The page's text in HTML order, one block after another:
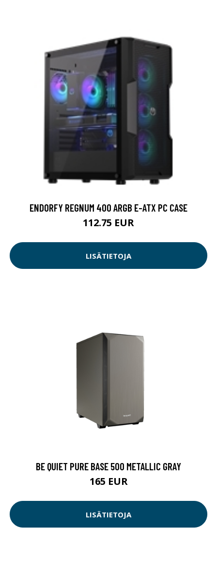
ENDORFY REGNUM 400 ARGB E-ATX PC CASE
112.75 EUR
LISÄTIETOJA
BE QUIET PURE BASE 500 METALLIC GRAY
165 EUR
LISÄTIETOJA